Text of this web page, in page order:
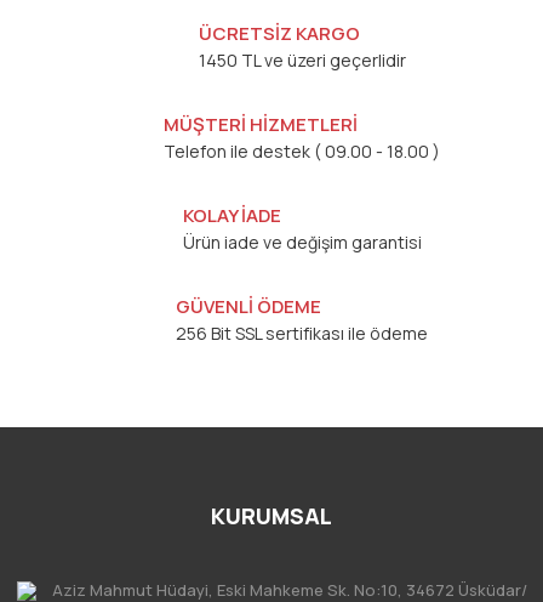
ÜCRETSİZ KARGO
1450 TL ve üzeri geçerlidir
MÜŞTERİ HİZMETLERİ
Telefon ile destek ( 09.00 - 18.00 )
KOLAY İADE
Ürün iade ve değişim garantisi
GÜVENLİ ÖDEME
256 Bit SSL sertifikası ile ödeme
KURUMSAL
Aziz Mahmut Hüdayi, Eski Mahkeme Sk. No:10, 34672 Üsküdar/